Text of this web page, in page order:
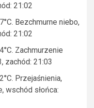
21:02
Bezchmurne niebo,
21:02
Zachmurzenie
zachód: 21:03
Przejaśnienia,
wschód słońca: